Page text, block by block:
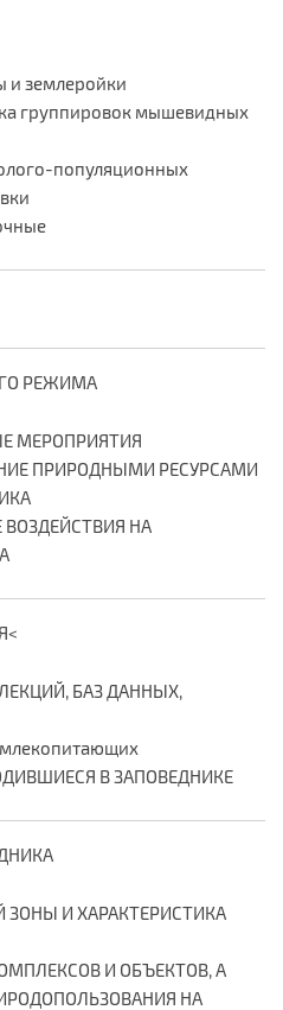
и землеройки
группировок мышевидных
популяционных
РЕЖИМА
МЕРОПРИЯТИЯ
ПРИРОДНЫМИ РЕСУРСАМИ
НА
БАЗ ДАННЫХ,
млекопитающих
В ЗАПОВЕДНИКЕ
ЗОНЫ И ХАРАКТЕРИСТИКА
И ОБЪЕКТОВ, А
НА